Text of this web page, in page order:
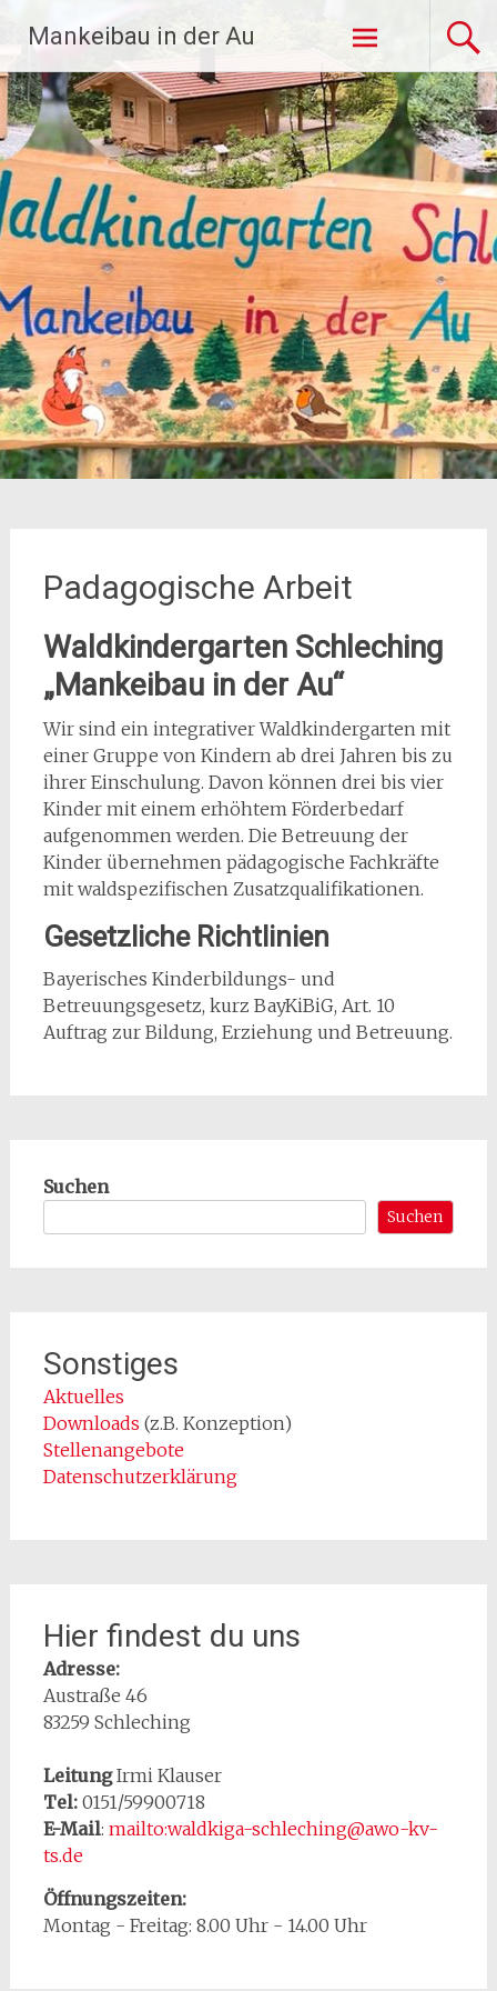
Inhalt
springen
Mankeibau in der Au
Padagogische Arbeit
Waldkindergarten Schleching
„Mankeibau in der Au“
Wir sind ein integrativer Waldkindergarten mit
einer Gruppe von Kindern ab drei Jahren bis zu
ihrer Einschulung. Davon können drei bis vier
Kinder mit einem erhöhtem Förderbedarf
aufgenommen werden. Die Betreuung der
Kinder übernehmen pädagogische Fachkräfte
mit waldspezifischen Zusatzqualifikationen.
Gesetzliche Richtlinien
Bayerisches Kinderbildungs- und
Betreuungsgesetz, kurz BayKiBiG, Art. 10
Auftrag zur Bildung, Erziehung und Betreuung.
Suchen
Suchen
Sonstiges
Aktuelles
Downloads (z.B. Konzeption)
Stellenangebote
Datenschutzerklärung
Hier findest du uns
Adresse:
Austraße 46
83259 Schleching
LeitungIrmi Klauser
Tel:0151/59900718
E-Mail: mailto:waldkiga-schleching@awo-kv-
ts.de
Öffnungszeiten:
Montag - Freitag: 8.00 Uhr - 14.00 Uhr